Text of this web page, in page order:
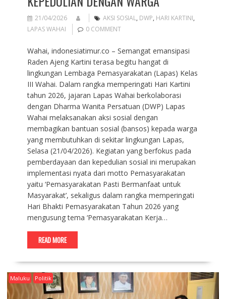
21/04/2026 AKSI SOSIAL, DWP, HARI KARTINI,
LAPAS WAHAI
0 COMMENT
Wahai, indonesiatimur.co – Semangat emansipasi
Raden Ajeng Kartini terasa begitu hangat di
lingkungan Lembaga Pemasyarakatan (Lapas) Kelas
III Wahai. Dalam rangka memperingati Hari Kartini
tahun 2026, jajaran Lapas Wahai berkolaborasi
dengan Dharma Wanita Persatuan (DWP) Lapas
Wahai melaksanakan aksi sosial dengan
membagikan bantuan sosial (bansos) kepada warga
yang membutuhkan di sekitar lingkungan Lapas,
Selasa (21/04/2026). Kegiatan yang berfokus pada
pemberdayaan dan kepedulian sosial ini merupakan
implementasi nyata dari motto Pemasyarakatan
yaitu ‘Pemasyarakatan Pasti Bermanfaat untuk
Masyarakat’, sekaligus dalam rangka memperingati
Hari Bhakti Pemasyarakatan Tahun 2026 yang
mengusung tema ‘Pemasyarakatan Kerja…
READ MORE
Maluku Politik